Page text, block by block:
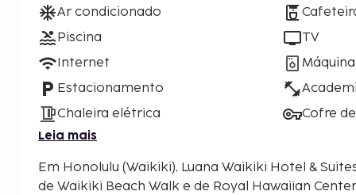
Ar condicionado
Piscina
Internet
Estacionamento
Chaleira elétrica
TV
Cofre
Leia mais
Em Honolulu (Waikiki), Luana Waikiki Hotel &
de Waikiki Beach Walk e de Royal Hawaiian Center. Este hotel está a 0,9